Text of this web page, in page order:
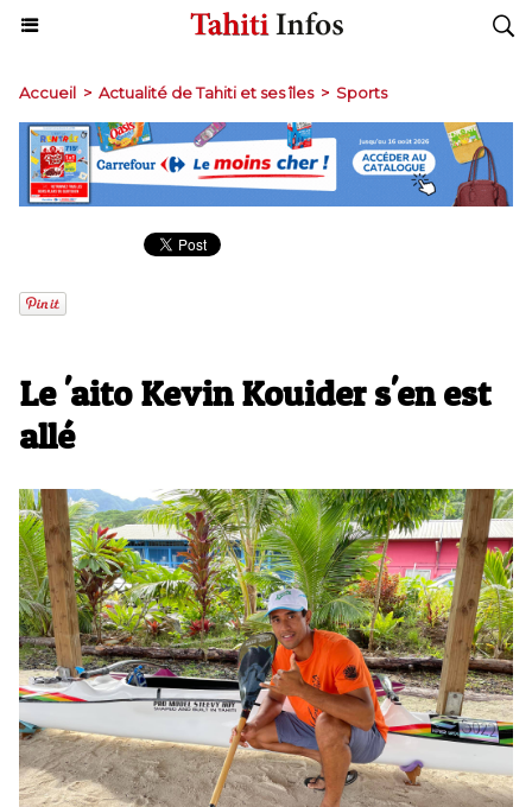
Accueil > Actualité de Tahiti et ses îles > Sports
Le 'aito Kevin Kouider s'en est
allé